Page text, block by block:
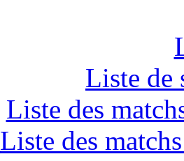
Liste de
Liste des
Liste des